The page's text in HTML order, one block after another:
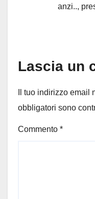
anzi..,
Lascia un
Il tuo indirizzo email
obbligatori sono
Commento *